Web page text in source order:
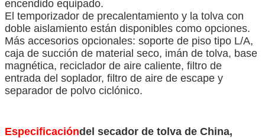
encendido equipado.
El temporizador de precalentamiento y la tolva con
doble aislamiento están disponibles como opciones.
Más accesorios opcionales: soporte de piso tipo L/A,
caja de succión de material seco, imán de tolva, base
magnética, reciclador de aire caliente, filtro de
entrada del soplador, filtro de aire de escape y
separador de polvo ciclónico.
Especificacióndel secador de tolva de China,